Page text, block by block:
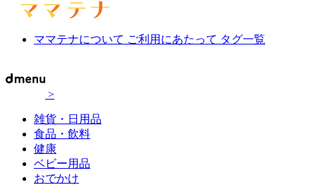
ママテナについて ご利用にあたって タグ一覧
>
雑貨・日用品
食品・飲料
健康
ベビー用品
おでかけ